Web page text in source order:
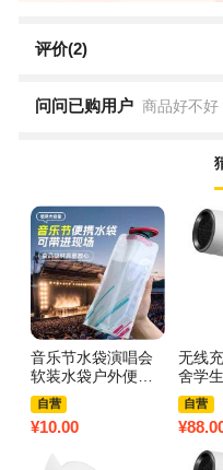
评价(2)
问问已购用户 商品好不好
音乐节水袋演唱会
软装水袋户外便携
折叠徒步登山运动
储水袋大容量3759
A 软水袋白色1个
自营
¥10.00
无线
舍学
店专
发家
Z 白色
+冷
自营
¥